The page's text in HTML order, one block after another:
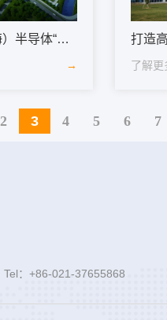
华芯（珠海）半导体“芯”势力焕发新动能
→ 了解更
2 3 4 5 6 7
Tel：+86-021-37655868